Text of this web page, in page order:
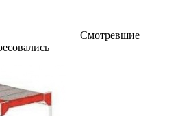
Смотревшие